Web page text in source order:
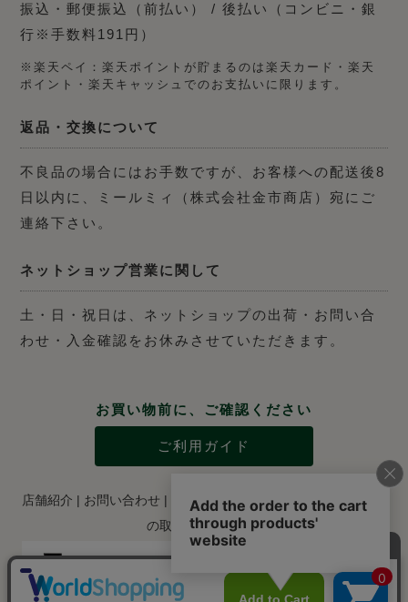
振込・郵便振込（前払い） / 後払い（コンビニ・銀
行※手数料191円）
※楽天ペイ：楽天ポイントが貯まるのは楽天カード・楽天
ポイント・楽天キャッシュでのお支払いに限ります。
返品・交換について
不良品の場合にはお手数ですが、お客様への配送後8
日以内に、ミールミィ（株式会社金市商店）宛にご
連絡下さい。
ネットショップ営業に関して
土・日・祝日は、ネットショップの出荷・お問い合
わせ・入金確認をお休みさせていただきます。
お買い物前に、ご確認ください
ご利用ガイド
店舗紹介 お問い合わせ 特定商取引法に関する表示| 個人情報
の取り扱いについて